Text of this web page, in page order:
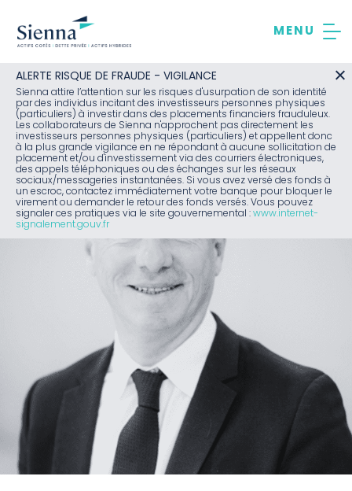
contenu
ALERTE RISQUE DE FRAUDE - VIGILANCE
Sienna attire l’attention sur les risques d'usurpation de son identité
par des individus incitant des investisseurs personnes physiques
(particuliers) à investir dans des placements financiers frauduleux.
Les collaborateurs de Sienna n'approchent pas directement les
investisseurs personnes physiques (particuliers) et appellent donc
à la plus grande vigilance en ne répondant à aucune sollicitation de
placement et/ou d'investissement via des courriers électroniques,
des appels téléphoniques ou des échanges sur les réseaux
sociaux/messageries instantanées. Si vous avez versé des fonds à
un escroc, contactez immédiatement votre banque pour bloquer le
virement ou demander le retour des fonds versés. Vous pouvez
signaler ces pratiques via le site gouvernemental : www.internet-
signalement.gouv.fr